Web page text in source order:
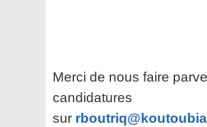
Merci de nous faire
candidatures
sur